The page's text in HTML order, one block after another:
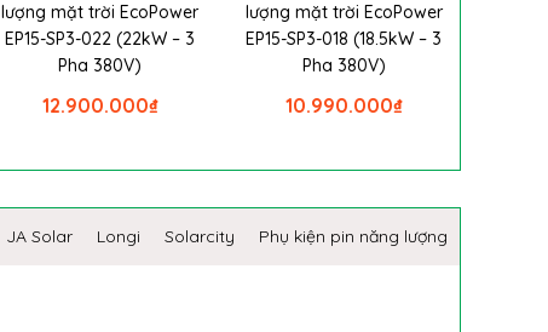
lượng mặt trời EcoPower
EP15-SP3-022 (22kW – 3
Pha 380V)
₫
12.900.000
lượng mặt trời EcoPower
EP15-SP3-018 (18.5kW – 3
Pha 380V)
₫
10.990.000
JA Solar Longi Solarcity Phụ kiện pin năng lượng